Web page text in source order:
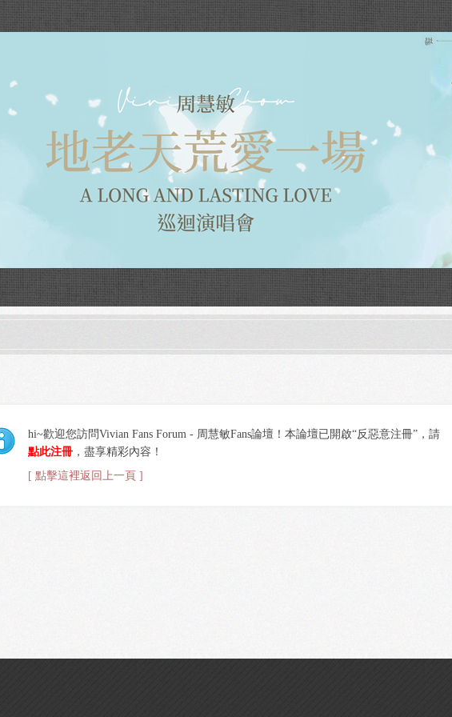
hi~歡迎您訪問Vivian Fans Forum - 周慧敏Fans論壇！本論壇已開啟“反惡意注冊”，請
點此注冊，盡享精彩內容！
[ 點擊這裡返回上一頁 ]